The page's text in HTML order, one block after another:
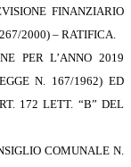
FINANZIARIO
2000) – RATIFICA.
PER L’ANNO 2019
N. 167/1962) ED
172 LETT. “B” DEL
COMUNALE N.